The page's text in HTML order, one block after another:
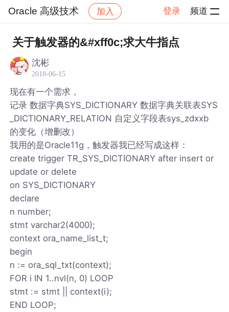
Oracle 高级技术 加入 登录 频道
社区 Oracle 高级技术 帖子详情
关于触发器的&#xff0c;求大牛指点
沈彬
2018-06-15
现在有一个需求，
记录 数据字典SYS_DICTIONARY 数据字典关联表SYS
_DICTIONARY_RELATION 自定义字段表sys_zdxxb
的变化（增删改）
我用的是Oracle11g，触发器我已经写成这样：
create trigger TR_SYS_DICTIONARY after insert or
update or delete
on SYS_DICTIONARY
declare
n number;
stmt varchar2(4000);
context ora_name_list_t;
begin
n := ora_sql_txt(context);
FOR i IN 1..nvl(n, 0) LOOP
stmt := stmt || context(i);
END LOOP;